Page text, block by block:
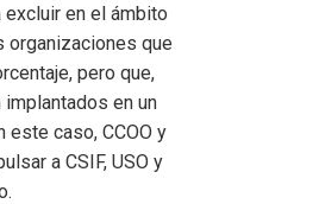
excluir en el ámbito
organizaciones que
pero que,
en un
este caso, CCOO y
a CSIF, USO y